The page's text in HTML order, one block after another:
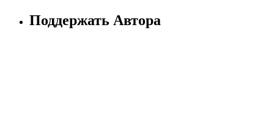
Поддержать Автора